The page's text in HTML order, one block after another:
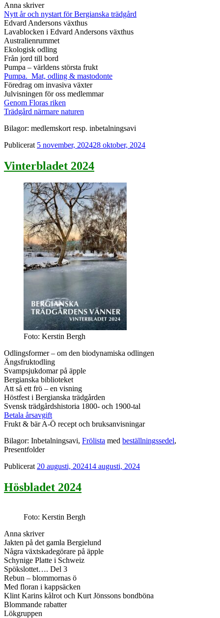
Anna skriver
Nytt år och nystart för Bergianska trädgård
Edvard Andersons växthus
Lavablocken i Edvard Andersons växthus
Australienrummet
Ekologisk odling
Från jord till bord
Pumpa – världens största frukt
Pumpa. Mat, odling & mastodonte
Föredrag om invasiva växter
Julvisningen för oss medlemmar
Genom Floras riken
Trädgård närmare naturen
Bilagor: medlemskort resp. inbetalningsavi
Publicerat 5 november, 202428 oktober, 2024
Vinterbladet 2024
Foto: Kerstin Bergh
Odlingsformer – om den biodynamiska odlingen
Ängsfruktodling
Svampsjukdomar på äpple
Bergianska biblioteket
Att så ett frö – en visning
Höstfest i Bergianska trädgården
Svensk trädgårdshistoria 1800- och 1900-tal
Betala årsavgift
Frukt & bär A-Ö recept och bruksanvisningar
Bilagor: Inbetalningsavi, Frölista med beställningssedel,
Presentfolder
Publicerat 20 augusti, 202414 augusti, 2024
Hösbladet 2024
Foto: Kerstin Bergh
Anna skriver
Jakten på det gamla Bergielund
Några växtskadegörare på äpple
Schynige Platte i Schweiz
Spökslottet…. Del 3
Rebun – blommornas ö
Med floran i kappsäcken
Klint Karins kålrot och Kurt Jönssons bondböna
Blommande rabatter
Lökgruppen